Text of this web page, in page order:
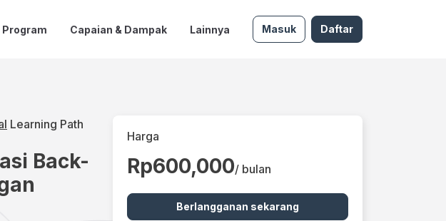
Program Capaian & Dampak Lainnya Masuk Daftar
Learning Path
Back-
Harga
Rp600,000/ bulan
Berlangganan sekarang